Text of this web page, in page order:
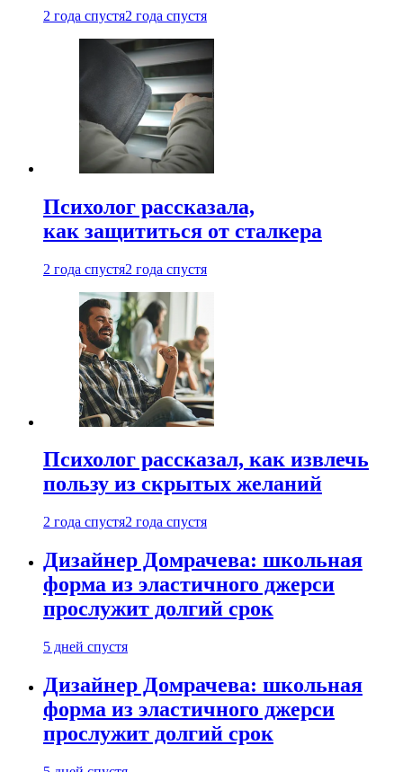
2 года спустя2 года спустя
Психолог рассказала,
как защититься от сталкера
2 года спустя2 года спустя
Психолог рассказал, как извлечь
пользу из скрытых желаний
2 года спустя2 года спустя
Дизайнер Домрачева: школьная
форма из эластичного джерси
прослужит долгий срок
5 дней спустя
Дизайнер Домрачева: школьная
форма из эластичного джерси
прослужит долгий срок